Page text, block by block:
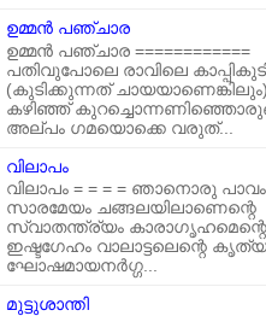
ഉമ്മന്‍ പഞ്ചാര
ഉമ്മൻ പഞ്ചാര ============
പതിവുപോലെ രാവിലെ
(കുടിക്കുന്നത് ചായയാണെങ്കിലും)
കഴിഞ്ഞ്
അല്പം ഗമയൊക്കെ വരുത്...
വിലാപം
വിലാപം = = = = ഞാനൊരു പാവം
സാരമേയം ചങ്ങലയിലാണെന്റെ
സ്വാതന്ത്ര്യം കാരാഗൃഹമെന്റെ
ഇഷ്ടഗേഹം വാലാട്ടലെന്റെ
ഘോഷമായനർഗ്ഗ...
മുട്ടുശാന്തി